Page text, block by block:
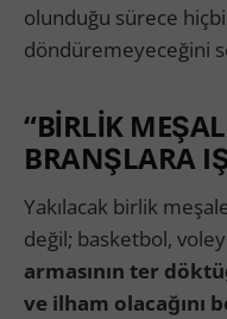
olunduğu sürece
döndüremeyeceğini
“BİRLİK
BRANŞLARA
Yakılacak birlik
değil; basketbol,
armasının ter
ve ilham olacağını